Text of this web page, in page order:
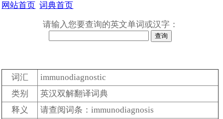
网站首页 词典首页
请输入您要查询的英文单词或汉字：
词汇
immunodiagnostic
类别
英汉双解翻译词典
释义
请查阅词条：immunodiagnosis